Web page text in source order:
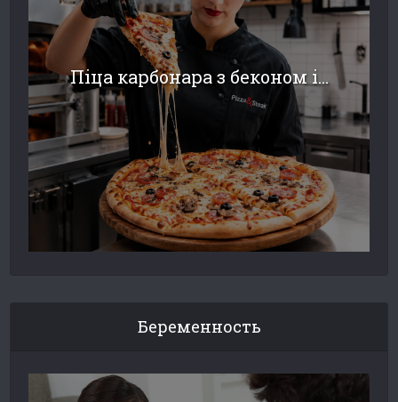
Піца карбонара з беконом і...
Беременность